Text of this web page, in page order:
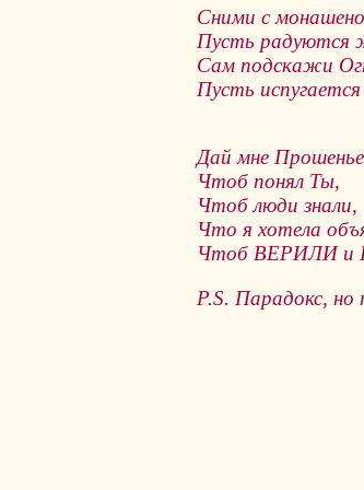
Сними с
Пусть радуются
Сам подскажи
Пусть
Дай мне
Чтоб понял Ты,
Чтоб люди знали,
Что я хотела
Чтоб ВЕРИЛИ
P.S. Парадокс,